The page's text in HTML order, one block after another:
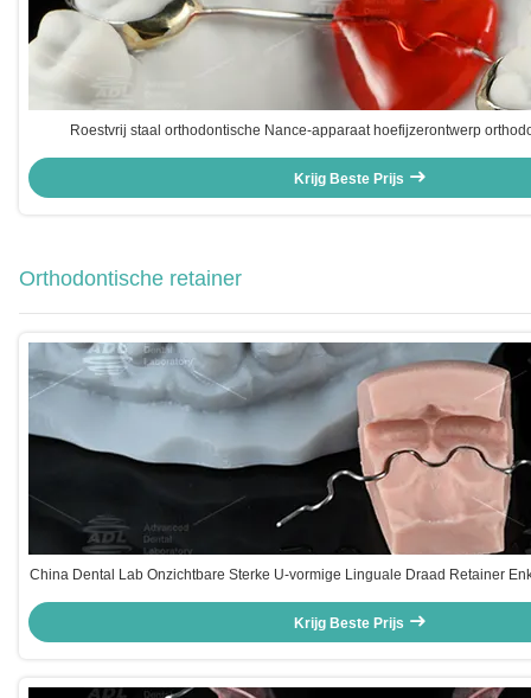
Roestvrij staal orthodontische Nance-apparaat hoefijzerontwerp
Krijg Beste Prijs
Orthodontische retainer
China Dental Lab Onzichtbare Sterke U-vormige Linguale Draad Retainer
Krijg Beste Prijs